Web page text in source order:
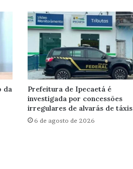
da
Prefeitura de Ipecaetá é
investigada por concessões
irregulares de alvarás de táxis
6 de agosto de 2026